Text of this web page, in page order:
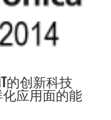
的创新科技
应用面的能